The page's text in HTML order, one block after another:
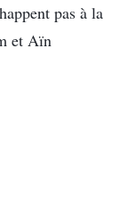
pas à la
et Aïn